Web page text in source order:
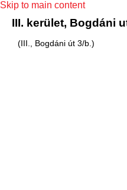
Skip to main content
III. kerület, Bogdáni
(III., Bogdáni út 3/b.)